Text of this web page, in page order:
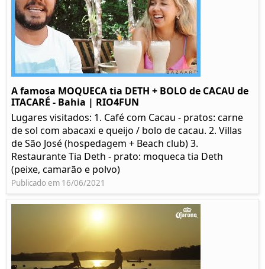
A famosa MOQUECA tia DETH + BOLO de CACAU de
ITACARÉ - Bahia | RIO4FUN
Lugares visitados: 1. Café com Cacau - pratos: carne
de sol com abacaxi e queijo / bolo de cacau. 2. Villas
de São José (hospedagem + Beach club) 3.
Restaurante Tia Deth - prato: moqueca tia Deth
(peixe, camarão e polvo)
Publicado em 16/06/2021